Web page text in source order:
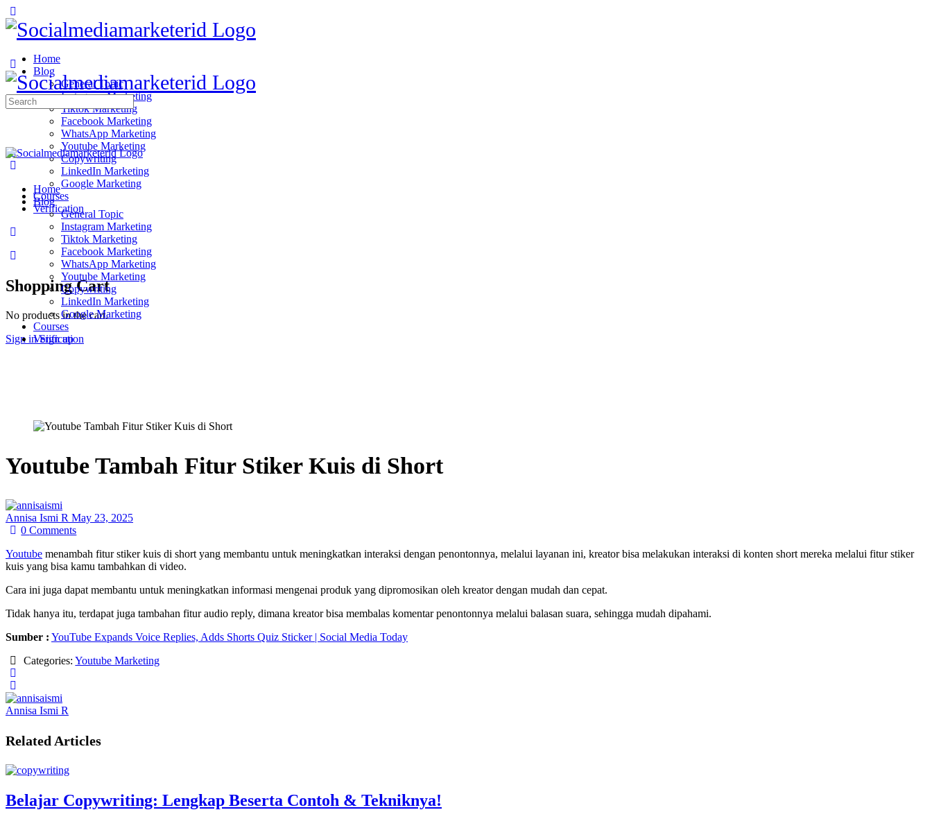
Home
Blog
General Topic
Instagram Marketing
Tiktok Marketing
Facebook Marketing
WhatsApp Marketing
Youtube Marketing
Copywriting
LinkedIn Marketing
Google Marketing
Courses
Verification
Shopping Cart
No products in the cart.
Sign in Sign up
Search
for:
Home
Blog
General Topic
Instagram Marketing
Tiktok Marketing
Facebook Marketing
WhatsApp Marketing
Youtube Marketing
Copywriting
LinkedIn Marketing
Google Marketing
Courses
Verification
Youtube Tambah Fitur Stiker Kuis di Short
Annisa Ismi R May 23, 2025
0Comments
Youtube menambah fitur stiker kuis di short yang membantu untuk meningkatkan interaksi dengan penontonnya, melalui layanan ini, kreator bisa melakukan interaksi di konten short mereka melalui fitur stiker
kuis yang bisa kamu tambahkan di video.
Cara ini juga dapat membantu untuk meningkatkan informasi mengenai produk yang dipromosikan oleh kreator dengan mudah dan cepat.
Tidak hanya itu, terdapat juga tambahan fitur audio reply, dimana kreator bisa membalas komentar penontonnya melalui balasan suara, sehingga mudah dipahami.
Sumber : YouTube Expands Voice Replies, Adds Shorts Quiz Sticker | Social Media Today
Categories:Youtube Marketing
Annisa Ismi R
Related Articles
Belajar Copywriting: Lengkap Beserta Contoh & Tekniknya!